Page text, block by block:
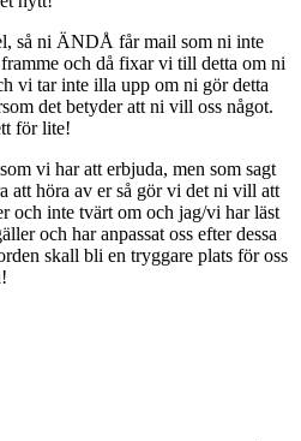
så ni ÄNDÅ får mail som ni inte
och då fixar vi till detta om ni
vi tar inte illa upp om ni gör detta
det betyder att ni vill oss något.
för lite!
vi har att erbjuda, men som sagt
att höra av er så gör vi det ni vill att
och inte tvärt om och jag/vi har läst
och har anpassat oss efter dessa
skall bli en tryggare plats för oss